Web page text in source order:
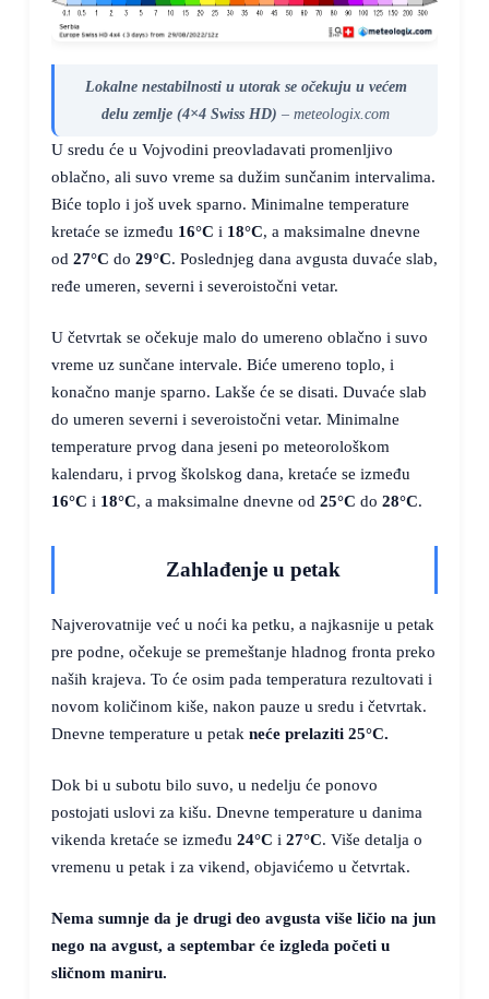
Lokalne nestabilnosti u utorak se očekuju u većem
delu zemlje (4×4 Swiss HD) – meteologix.com
U sredu će u Vojvodini preovladavati promenljivo
oblačno, ali suvo vreme sa dužim sunčanim intervalima.
Biće toplo i još uvek sparno. Minimalne temperature
kretaće se između 16°C i 18°C, a maksimalne dnevne
od 27°C do 29°C. Poslednjeg dana avgusta duvaće slab,
ređe umeren, severni i severoistočni vetar.
U četvrtak se očekuje malo do umereno oblačno i suvo
vreme uz sunčane intervale. Biće umereno toplo, i
konačno manje sparno. Lakše će se disati. Duvaće slab
do umeren severni i severoistočni vetar. Minimalne
temperature prvog dana jeseni po meteorološkom
kalendaru, i prvog školskog dana, kretaće se između
16°C i 18°C, a maksimalne dnevne od 25°C do 28°C.
Zahlađenje u petak
Najverovatnije već u noći ka petku, a najkasnije u petak
pre podne, očekuje se premeštanje hladnog fronta preko
naših krajeva. To će osim pada temperatura rezultovati i
novom količinom kiše, nakon pauze u sredu i četvrtak.
Dnevne temperature u petak neće prelaziti 25°C.
Dok bi u subotu bilo suvo, u nedelju će ponovo
postojati uslovi za kišu. Dnevne temperature u danima
vikenda kretaće se između 24°C i 27°C. Više detalja o
vremenu u petak i za vikend, objavićemo u četvrtak.
Nema sumnje da je drugi deo avgusta više ličio na jun
nego na avgust, a septembar će izgleda početi u
sličnom maniru.